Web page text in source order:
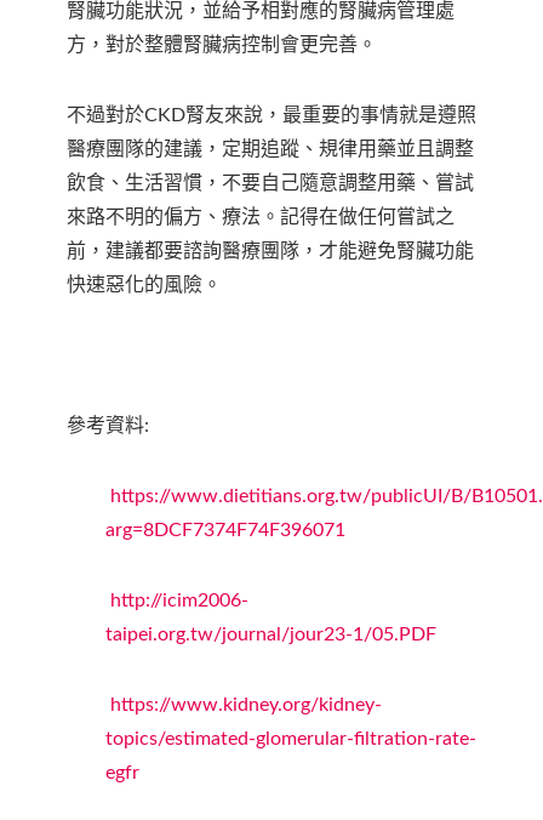
腎臟功能狀況，並給予相對應的腎臟病管理處
方，對於整體腎臟病控制會更完善。
不過對於CKD腎友來說，最重要的事情就是遵照
醫療團隊的建議，定期追蹤、規律用藥並且調整
飲食、生活習慣，不要自己隨意調整用藥、嘗試
來路不明的偏方、療法。記得在做任何嘗試之
前，建議都要諮詢醫療團隊，才能避免腎臟功能
快速惡化的風險。
參考資料:
https://www.dietitians.org.tw/publicUI/B/
arg=8DCF7374F74F396071
http://icim2006-
taipei.org.tw/journal/jour23-1/05.PDF
https://www.kidney.org/kidney-
topics/estimated-glomerular-filtration-rate-
egfr